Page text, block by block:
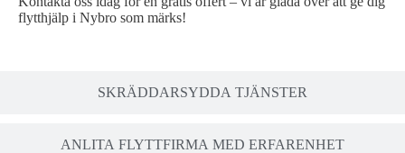
SKRÄDDARSYDDA TJÄNSTER
ANLITA FLYTTFIRMA MED ERFARENHET
flytthjälp i Nybro som märks!